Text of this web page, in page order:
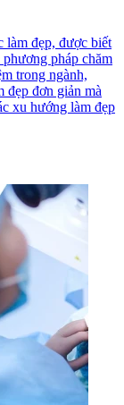
làm đẹp, được biết
pháp chăm
trong ngành,
đẹp đơn giản mà
xu hướng làm đẹp